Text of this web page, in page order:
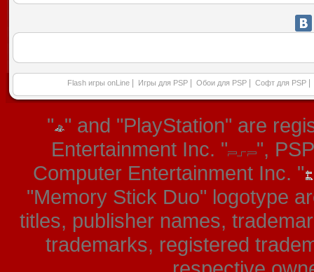
Flash игры onLine Игры для PSP Обои для PSP Софт для PSP
" " and "PlayStation" are
Entertainment Inc. "
",
Computer Entertainment Inc. "
"Memory Stick Duo" logotype
titles, publisher names,
trademarks, registered